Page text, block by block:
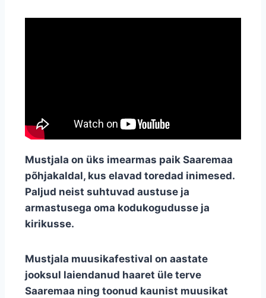
Mustjala on üks imearmas paik Saaremaa
põhjakaldal, kus elavad toredad inimesed.
Paljud neist suhtuvad austuse ja
armastusega oma kodukogudusse ja
kirikusse.
Mustjala muusikafestival on aastate
jooksul laiendanud haaret üle terve
Saaremaa ning toonud kaunist muusikat